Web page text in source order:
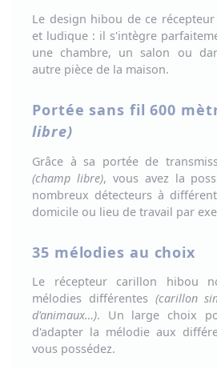
Le design hibou de ce
et ludique : il s'intègre
une chambre, un salon ou
autre pièce de la maison.
Portée sans fil 600
libre)
Grâce à sa portée de
(champ libre), vous avez la
nombreux détecteurs à
domicile ou lieu de travail par
35 mélodies au choix
Le récepteur carillon hibou
mélodies différentes (carillon
d'animaux…). Un large choix
d'adapter la mélodie aux
vous possédez.